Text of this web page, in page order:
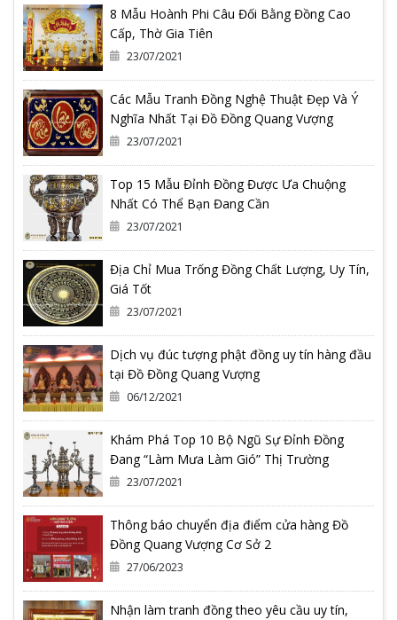
8 Mẫu Hoành Phi Câu Đối Bằng Đồng Cao
Cấp, Thờ Gia Tiên
23/07/2021
Các Mẫu Tranh Đồng Nghệ Thuật Đẹp Và Ý
Nghĩa Nhất Tại Đồ Đồng Quang Vượng
23/07/2021
Top 15 Mẫu Đỉnh Đồng Được Ưa Chuộng
Nhất Có Thể Bạn Đang Cần
23/07/2021
Địa Chỉ Mua Trống Đồng Chất Lượng, Uy Tín,
Giá Tốt
23/07/2021
Dịch vụ đúc tượng phật đồng uy tín hàng đầu
tại Đồ Đồng Quang Vượng
06/12/2021
Khám Phá Top 10 Bộ Ngũ Sự Đỉnh Đồng
Đang “Làm Mưa Làm Gió” Thị Trường
23/07/2021
Thông báo chuyển địa điểm cửa hàng Đồ
Đồng Quang Vượng Cơ Sở 2
27/06/2023
Nhận làm tranh đồng theo yêu cầu uy tín,